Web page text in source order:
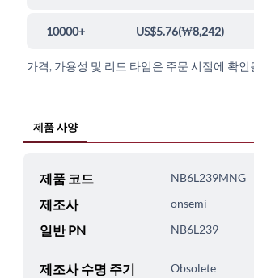
10000+ US$5.76(₩8,242)
가격, 가용성 및 리드 타임은 주문 시점에 확인
제품 사양
제품 코드 NB6L239MNG
제조사 onsemi
일반 PN NB6L239
제조사 수명 주기 Obsolete